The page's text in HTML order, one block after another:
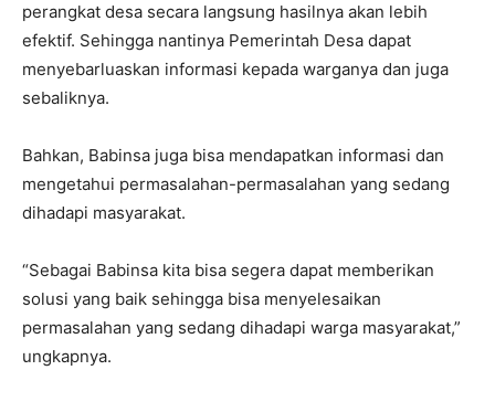
perangkat desa secara langsung hasilnya akan lebih
efektif. Sehingga nantinya Pemerintah Desa dapat
menyebarluaskan informasi kepada warganya dan juga
sebaliknya.
Bahkan, Babinsa juga bisa mendapatkan informasi dan
mengetahui permasalahan-permasalahan yang sedang
dihadapi masyarakat.
“Sebagai Babinsa kita bisa segera dapat memberikan
solusi yang baik sehingga bisa menyelesaikan
permasalahan yang sedang dihadapi warga masyarakat,”
ungkapnya.